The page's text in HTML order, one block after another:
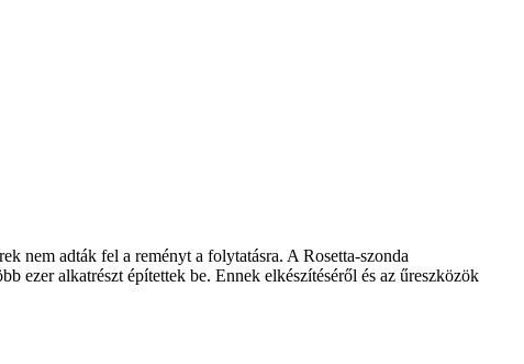
nem adták fel a reményt a folytatásra. A Rosetta-szonda
ezer alkatrészt építettek be. Ennek elkészítéséről és az űreszközök